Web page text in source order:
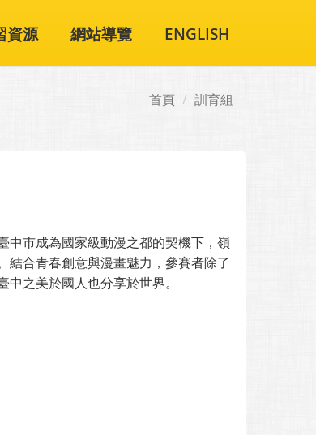
資源 網站導覽 ENGLISH
首頁 訓育組
中市成為國家級動漫之都的契機下，嶺
結合青春創意與漫畫魅力，參賽者除了
之美於國人也分享於世界。